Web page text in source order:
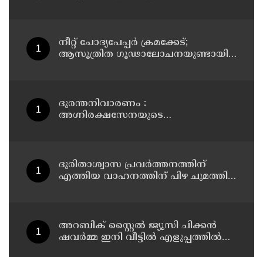
നീറ്റ് ചോദ്യപേപ്പര്‍ ക്രമക്കേട്;
ആസൂത്രിത ഗൂഢാലോചനയുണ്ടായി;
ദുരന്തനിവാരണം :
അഗ്നിരക്ഷസേനയുടെ
ദുരിതാശ്വാസ പ്രവർത്തനത്തിന്
എത്തിയ വാഹനത്തിന് പിഴ ചുമത്തി;
അറബിക് സ്റ്റൈൽ ജ്യൂസി ചിക്കൻ
ഷവർമ്മ ഇനി വീട്ടിൽ എളുപ്പത്തിൽ